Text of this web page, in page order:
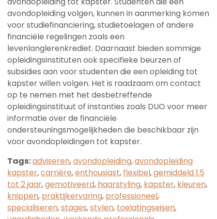
avondopleiding volgen, kunnen in aanmerking komen
voor studiefinanciering, studietoelagen of andere
financiële regelingen zoals een
levenlanglerenkrediet. Daarnaast bieden sommige
opleidingsinstituten ook specifieke beurzen of
subsidies aan voor studenten die een opleiding tot
kapster willen volgen. Het is raadzaam om contact
op te nemen met het desbetreffende
opleidingsinstituut of instanties zoals DUO voor meer
informatie over de financiële
ondersteuningsmogelijkheden die beschikbaar zijn
voor avondopleidingen tot kapster.
Tags:adviseren,avondopleiding,avondopleiding
kapster,carrière,enthousiast, flexibel,gemiddeld 1.5
tot 2 jaar,gemotiveerd, haarstyling, kapster, kleuren,
knippen, praktijkervaring, professioneel,
specialiseren,stages,stylen, toelatingseisen,